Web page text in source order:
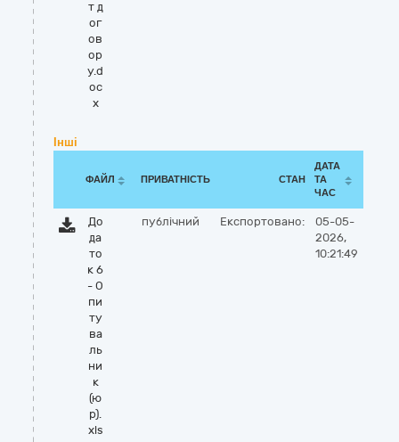
т д
ог
ов
ор
у.d
oc
x
Інші
ФАЙЛ ПРИВАТНІСТЬ СТАН
ДАТА
ТА
ЧАС
До
да
то
к 6
- О
пи
ту
ва
ль
ни
к
(ю
р).
xls
публічний Експортовано:
05-05-
2026,
10:21:49